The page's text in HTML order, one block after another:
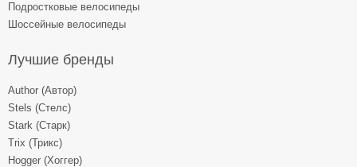
Подростковые велосипеды
Шоссейные велосипеды
Лучшие бренды
Author (Автор)
Stels (Стелс)
Stark (Старк)
Trix (Трикс)
Hogger (Хоггер)